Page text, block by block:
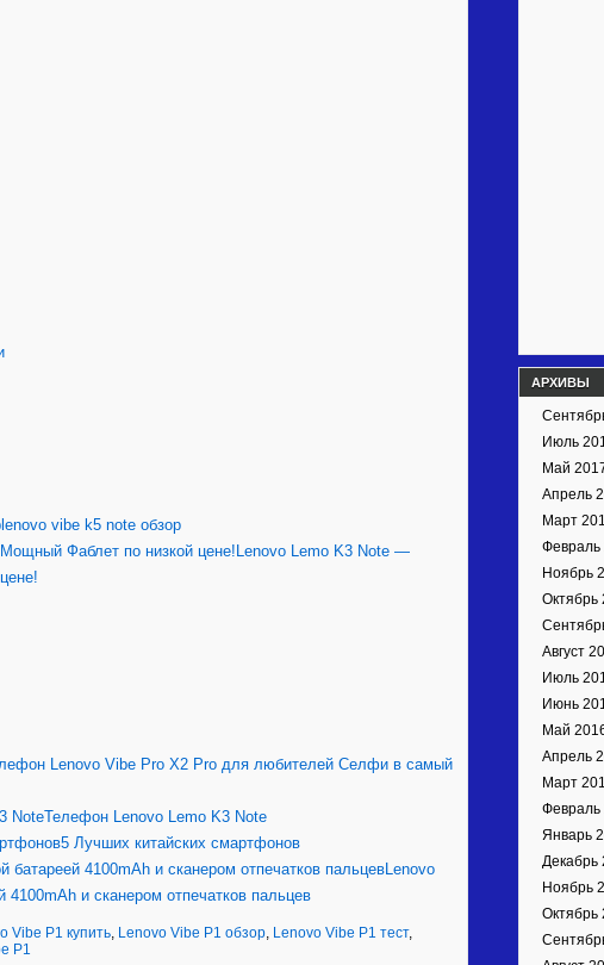
lenovo vibe k5 note обзор
Lenovo Lemo K3 Note —
Lenovo Vibe Pro X2 Pro для любителей Селфи в самый
Телефон Lenovo Lemo K3 Note
5 Лучших китайских смартфонов
Lenovo
4100mAh и сканером отпечатков пальцев
Vibe Р1 купить, Lenovo Vibe Р1 обзор, Lenovo Vibe Р1 тест,
Р1
АРХИВЫ
Июль
Май
Апрель
Март
Февраль
Ноябрь
Октябрь
Август
Июль
Июнь
Май
Апрель
Март
Февраль
Январь
Декабрь
Ноябрь
Октябрь